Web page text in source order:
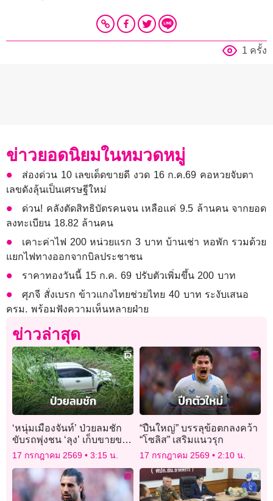
1 ครั้ง
ข่าวยอดนิยมในหมวดหมู่
ส่องด่วน 10 เลขเด็ดขายดี งวด 16 ก.ค.69 คอหวยจับตา
เลขดังลุ้นเป็นเศรษฐีใหม่
ด่วน! คลังตัดสิทธิบัตรคนจน เหลือแค่ 9.5 ล้านคน จากยอด
ลงทะเบียน 18.82 ล้านคน
เคาะค่าไฟ 200 หน่วยแรก 3 บาท บ้านเช่า หอพัก รวมด้วย
แยกไฟทางออกจากบิลประชาชน
ราคาทองวันนี้ 15 ก.ค. 69 ปรับตัวเพิ่มขึ้น 200 บาท
ศุภจี สั่งเบรก ข้าวแกงไทยช่วยไทย 40 บาท ระงับเสนอ
ครม. พร้อมฟังความเห็นหลายฝ่าย
ข่าวล่าสุด
‘หนุ่มเมืองจันท์’ ป่วยลมชัก
ขับรถพุ่งชน ‘ลุง’ เก็บขายของ
เก่าดับสลด ก่อนพุ่งลงข้าง
17 กรกฎาคม 2569 3:15 น.
“ปืนใหญ่” บรรลุข้อตกลงคว้า
“โซลิส” เสริมแนวรุก
17 กรกฎาคม 2569 2:10 น.